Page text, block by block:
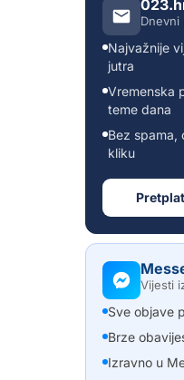
Dnevni
Najvažnije
jutra
Vremenska
teme dana
Bez spama,
kliku
Vijesti
Sve objave
Brze
Izravno u